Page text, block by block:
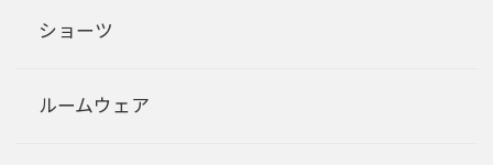
ショーツ
ルームウェア